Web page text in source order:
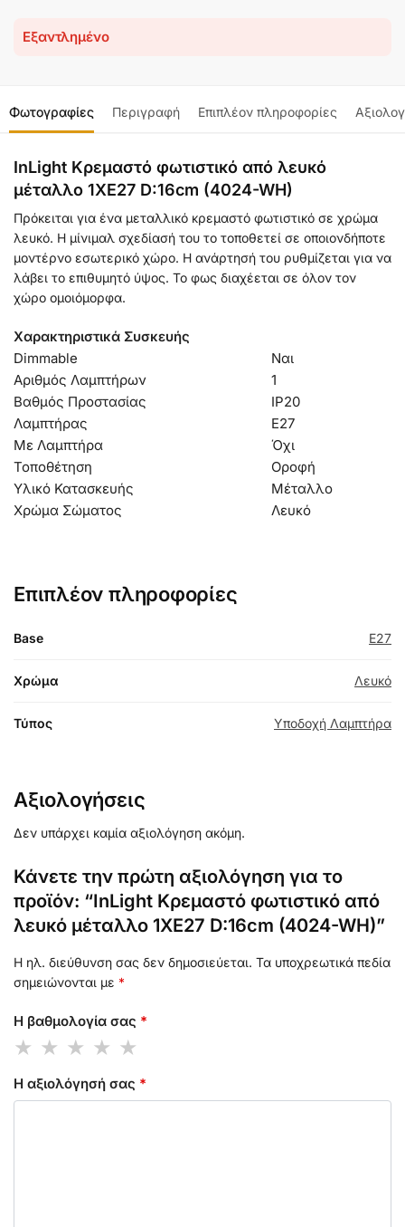
Εξαντλημένο
Φωτογραφίες Περιγραφή Επιπλέον πληροφορίες
InLight Κρεμαστό φωτιστικό από λευκό
μέταλλο 1XE27 D:16cm (4024-WH)
Πρόκειται για ένα μεταλλικό κρεμαστό φωτιστικό σε χρώμα
λευκό. Η μίνιμαλ σχεδίασή του το τοποθετεί σε οποιονδήποτε
μοντέρνο εσωτερικό χώρο. Η ανάρτησή του ρυθμίζεται για να
λάβει το επιθυμητό ύψος. Το φως διαχέεται σε όλον τον
χώρο ομοιόμορφα.
Χαρακτηριστικά Συσκευής
Dimmable
Ναι
Αριθμός Λαμπτήρων
1
Βαθμός Προστασίας
IP20
Λαμπτήρας
Ε27
Με Λαμπτήρα
Όχι
Τοποθέτηση
Οροφή
Υλικό Κατασκευής
Μέταλλο
Χρώμα Σώματος
Λευκό
Επιπλέον πληροφορίες
Base E27
Χρώμα Λευκό
Τύπος Υποδοχή Λαμπτήρα
Αξιολογήσεις
Δεν υπάρχει καμία αξιολόγηση ακόμη.
Κάνετε την πρώτη αξιολόγηση για το
προϊόν: “InLight Κρεμαστό φωτιστικό από
λευκό μέταλλο 1XE27 D:16cm (4024-WH)”
Η ηλ. διεύθυνση σας δεν δημοσιεύεται. Τα υποχρεωτικά πεδία
σημειώνονται με *
Η βαθμολογία σας *
Η αξιολόγησή σας *